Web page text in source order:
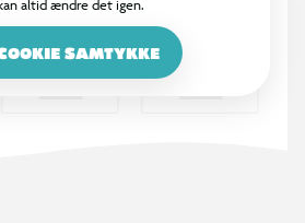
altid ændre det igen.
SAMTYKKE